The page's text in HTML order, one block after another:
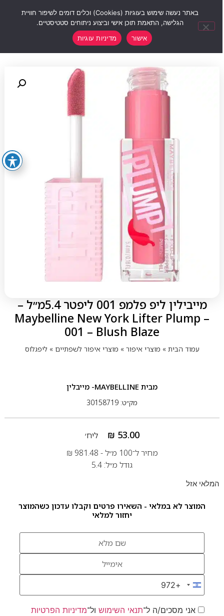
מייבילין ליפ פלמפ 001 ליפטר 5.4מ״ל –
Maybelline New York Lifter Plump –
001 – Blush Blaze
עמוד הבית» מוצרי איפור» מוצרי איפור לשפתיים» ליפגלוס
מבית MAYBELLINE- מייבלין
מק״ט: 30158719
₪ 53.00
ליח׳
מחיר ל־100 מ״ל -
₪ 981.48
גודל מ״ל: 5.4
המלאי אזל
המוצר לא במלאי - השאירו פרטים וקבלו עדכון כשהמוצר
יחזור למלאי
Israel +972
+972
אני מסכים/ה ל־תנאי השימושול־מדיניות הפרטיות
באתר נעשה שימוש בעוגיות (Cookies) וכלים דומים לשיפור חוויית
הגלישה, התאמת תוכן אישי וביצוע ניתוחים סטטיסטיים.
אישור
מדיניות עוגיות